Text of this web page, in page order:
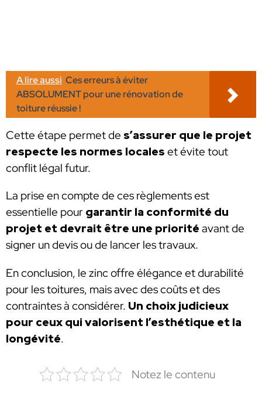
A lire aussi Ces erreurs à éviter
ABSOLUMENT pour une rénovation de
toiture réussie !
Cette étape permet de s’assurer que le projet
respecte les normes locales et évite tout
conflit légal futur.
La prise en compte de ces règlements est
essentielle pour garantir la conformité du
projet et devrait être une priorité avant de
signer un devis ou de lancer les travaux.
En conclusion, le zinc offre élégance et durabilité
pour les toitures, mais avec des coûts et des
contraintes à considérer. Un choix judicieux
pour ceux qui valorisent l’esthétique et la
longévité.
Notez le contenu